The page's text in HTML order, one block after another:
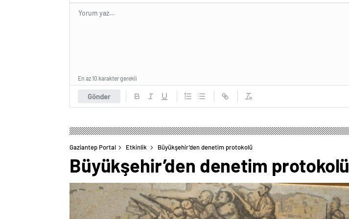
Gönder
En az 10 karakter gerekli
Gaziantep Portal Etkinlik Büyükşehir’den denetim protokolü
Büyükşehir’den denetim protokolü